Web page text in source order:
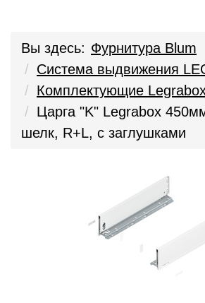
Вы здесь: Фурнитура Blum
Система выдвижения
Комплектующие
Царга "K" Legrabox
шелк, R+L, с заглушками